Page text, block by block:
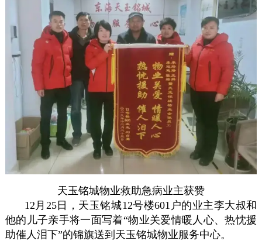
天玉铭城物业救助急病业主获赞
12月25日，天玉铭城12号楼601户的业主李大叔和
他的儿子亲手将一面写着“物业关爱情暖人心、热忱援
助催人泪下”的锦旗送到天玉铭城物业服务中心。